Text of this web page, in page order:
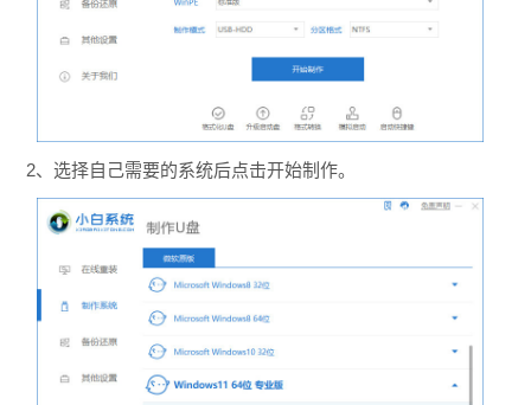
2、选择自己需要的系统后点击开始制作。